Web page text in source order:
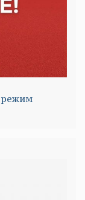
режим